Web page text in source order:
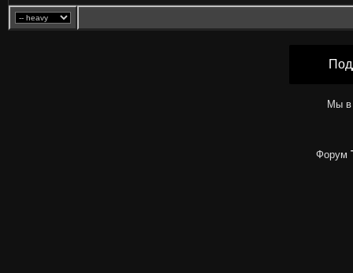
Мы в
Форум